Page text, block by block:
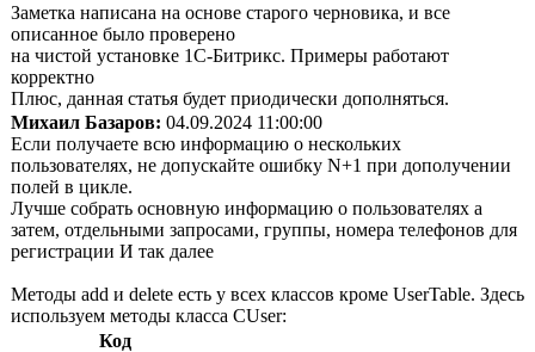
Заметка написана на основе старого черновика, и все
описанное было проверено
на чистой установке 1С-Битрикс. Примеры работают
корректно
Плюс, данная статья будет приодически дополняться.
Михаил Базаров: 04.09.2024 11:00:00
Если получаете всю информацию о нескольких
пользователях, не допускайте ошибку N+1 при дополучении
полей в цикле.
Лучше собрать основную информацию о пользователях а
затем, отдельными запросами, группы, номера телефонов для
регистрации И так далее
Методы add и delete есть у всех классов кроме UserTable. Здесь
используем методы класса CUser:
Код